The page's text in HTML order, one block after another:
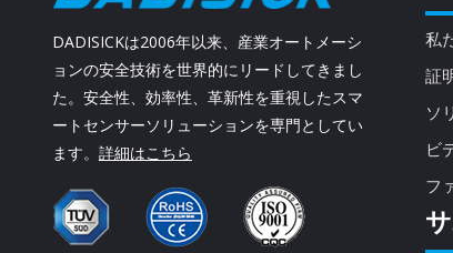
DADISICKは2006年以来、産業オートメーシ
ョンの安全技術を世界的にリードしてきまし
た。安全性、効率性、革新性を重視したスマ
ートセンサーソリューションを専門としてい
ます。 詳細はこちら
私
証
ソ
ビ
フ